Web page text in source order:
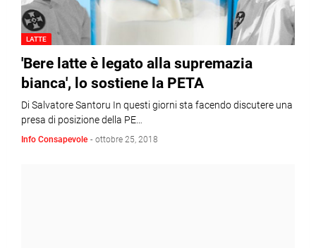
LATTE
'Bere latte è legato alla supremazia
bianca', lo sostiene la PETA
Di Salvatore Santoru In questi giorni sta facendo discutere una
presa di posizione della PE…
Info Consapevole - ottobre 25, 2018